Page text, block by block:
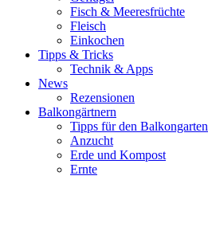
Fisch & Meeresfrüchte
Fleisch
Einkochen
Tipps & Tricks
Technik & Apps
News
Rezensionen
Balkongärtnern
Tipps für den Balkongarten
Anzucht
Erde und Kompost
Ernte